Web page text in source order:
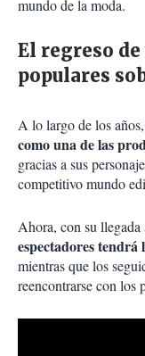
mundo de la moda.
El regreso
populares
A lo largo de los años,
como una de las
gracias a sus
competitivo mundo
Ahora, con su llegada
espectadores
mientras que los
reencontrarse con los